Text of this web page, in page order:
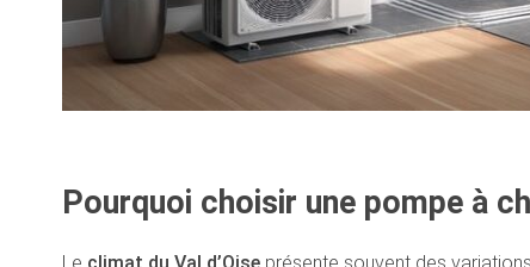
Pourquoi choisir une pompe à